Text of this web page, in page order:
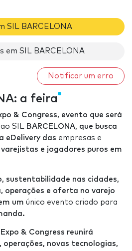
SIL BARCELONA
em SIL BARCELONA
Notificar um erro
a feira
& Congress, evento que será
ao SIL BARCELONA, que busca
eDelivery das empresas e
e jogadores puros em
sustentabilidade nas cidades,
operações e oferta no varejo
um único evento criado para
& Congress reunirá
operações, novas tecnologias,